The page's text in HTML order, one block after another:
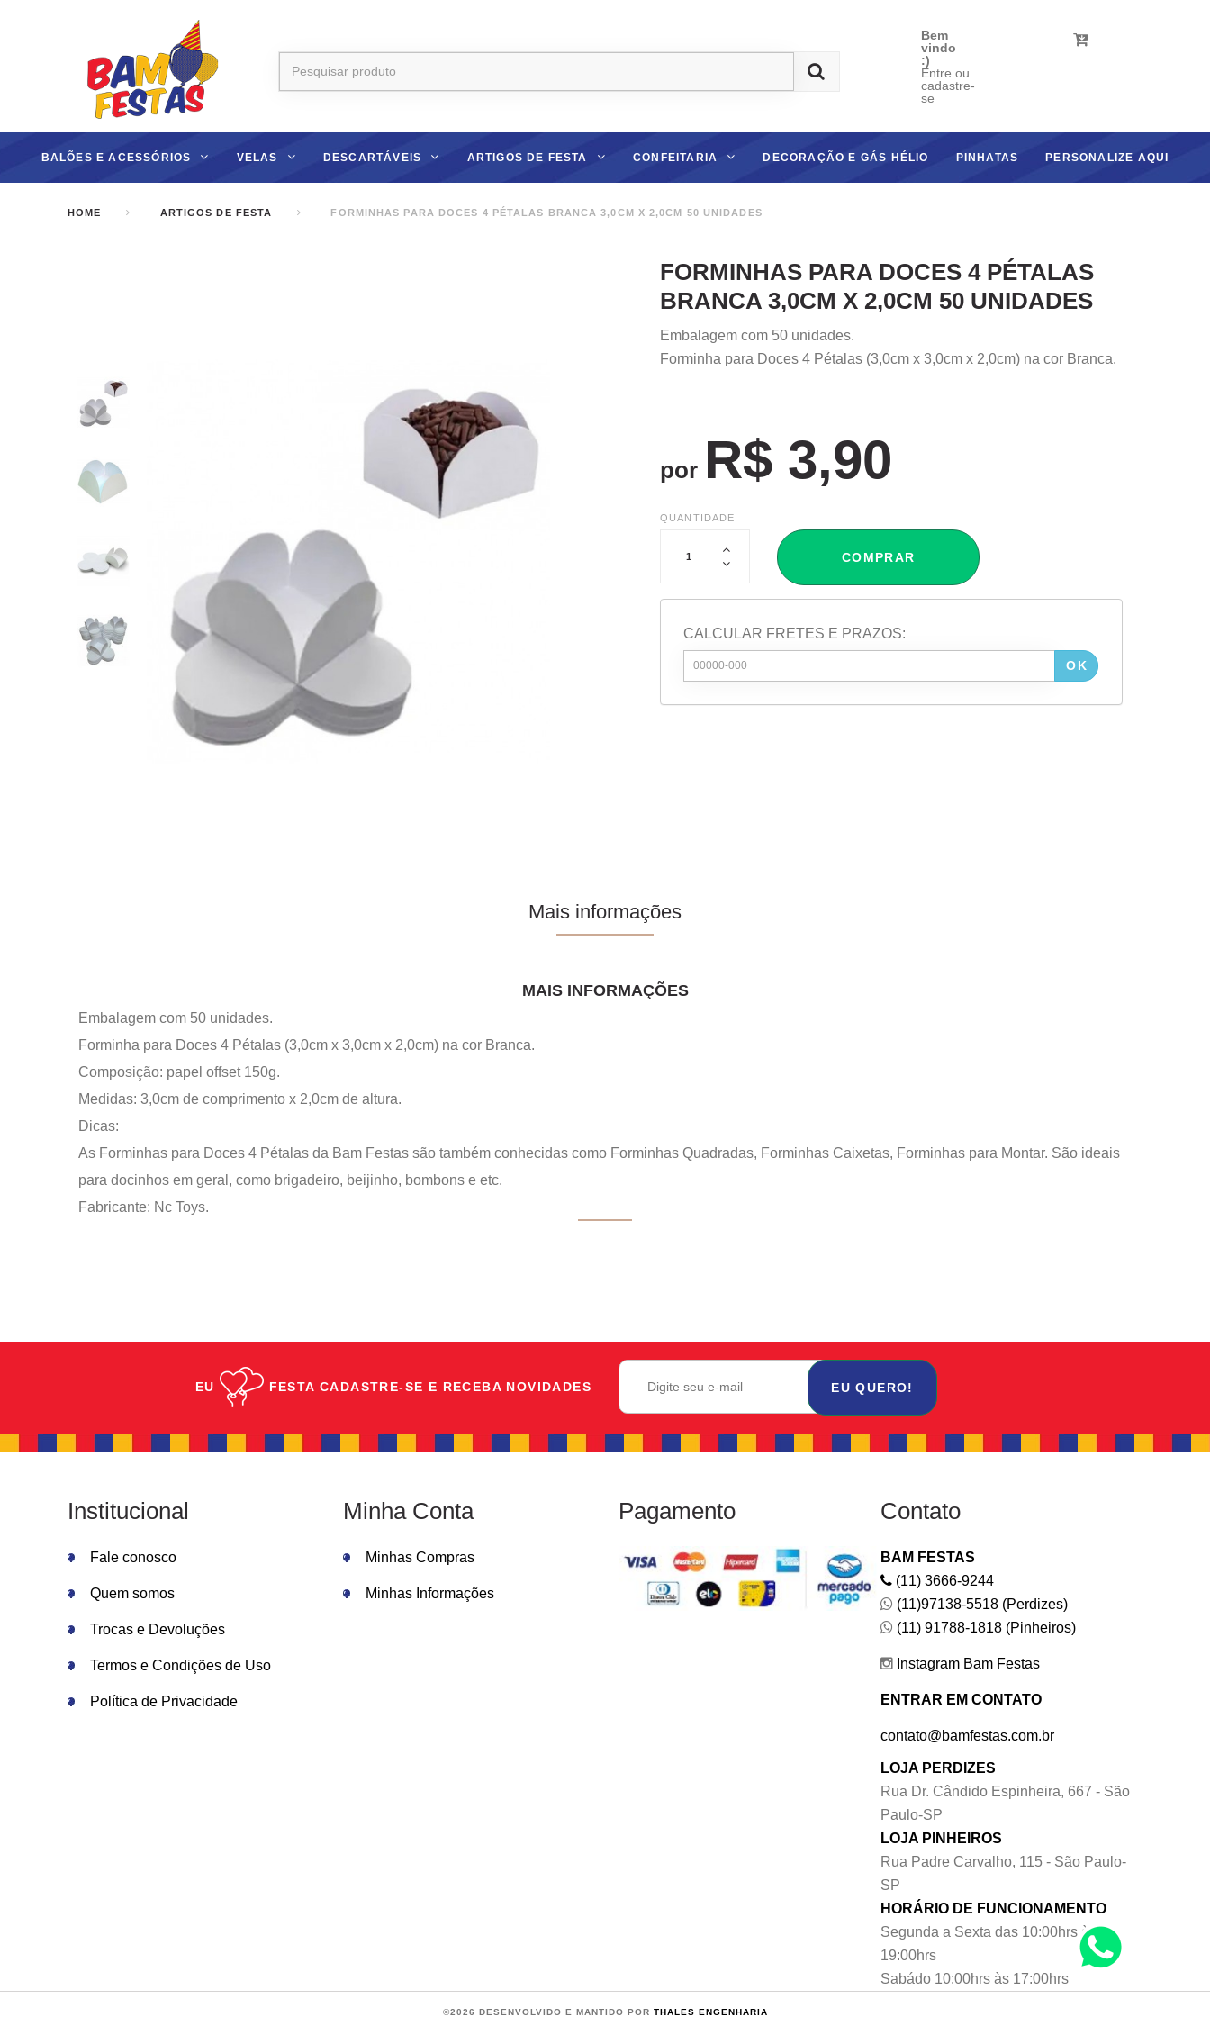
Bem
vindo
:)
Entre ou
cadastre-
se
BALÕES E ACESSÓRIOS VELAS DESCARTÁVEIS ARTIGOS DE FESTA CONFEITARIA DECORAÇÃO E GÁS HÉLIO PINHATAS PERSONALIZE AQUI
HOME ARTIGOS DE FESTA FORMINHAS PARA DOCES 4 PÉTALAS BRANCA 3,0CM X 2,0CM 50 UNIDADES
FORMINHAS PARA DOCES 4 PÉTALAS
BRANCA 3,0CM X 2,0CM 50 UNIDADES
Embalagem com 50 unidades.
Forminha para Doces 4 Pétalas (3,0cm x 3,0cm x 2,0cm) na cor Branca.
por R$ 3,90
QUANTIDADE
COMPRAR
CALCULAR FRETES E PRAZOS:
OK
Mais informações
MAIS INFORMAÇÕES
Embalagem com 50 unidades.
Forminha para Doces 4 Pétalas (3,0cm x 3,0cm x 2,0cm) na cor Branca.
Composição: papel offset 150g.
Medidas: 3,0cm de comprimento x 2,0cm de altura.
Dicas:
As Forminhas para Doces 4 Pétalas da Bam Festas são também conhecidas como Forminhas Quadradas, Forminhas Caixetas, Forminhas para Montar. São ideais
para docinhos em geral, como brigadeiro, beijinho, bombons e etc.
Fabricante: Nc Toys.
EU FESTA CADASTRE-SE E RECEBA NOVIDADES EU QUERO!
Institucional
Fale conosco
Quem somos
Trocas e Devoluções
Termos e Condições de Uso
Política de Privacidade
Minha Conta
Minhas Compras
Minhas Informações
Pagamento Contato
BAM FESTAS
(11) 3666-9244
(11)97138-5518 (Perdizes)
(11) 91788-1818 (Pinheiros)
Instagram Bam Festas
ENTRAR EM CONTATO
contato@bamfestas.com.br
LOJA PERDIZES
Rua Dr. Cândido Espinheira, 667 - São
Paulo-SP
LOJA PINHEIROS
Rua Padre Carvalho, 115 - São Paulo-
SP
HORÁRIO DE FUNCIONAMENTO
Segunda a Sexta das 10:00hrs às
19:00hrs
Sabádo 10:00hrs às 17:00hrs
©2026 DESENVOLVIDO E MANTIDO POR THALES ENGENHARIA